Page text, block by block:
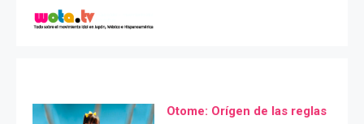
Otome: Orígen de las reglas